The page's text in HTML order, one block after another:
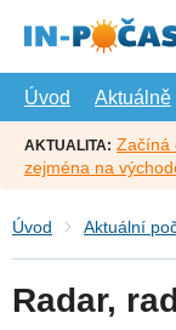
hlavní
Úvod
Aktuálně
AKTUALITA: Začíná
zejména na
Úvod Aktuální
Radar,